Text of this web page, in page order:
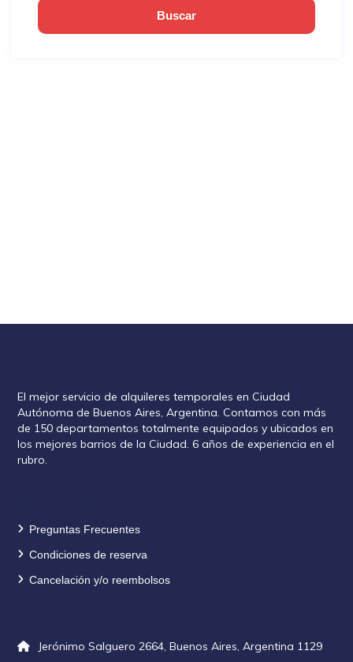
El mejor servicio de alquileres temporales en Ciudad
Autónoma de Buenos Aires, Argentina. Contamos con más
de 150 departamentos totalmente equipados y ubicados en
los mejores barrios de la Ciudad. 6 años de experiencia en el
rubro.
Preguntas Frecuentes
Condiciones de reserva
Cancelación y/o reembolsos
Jerónimo Salguero 2664, Buenos Aires, Argentina 1129